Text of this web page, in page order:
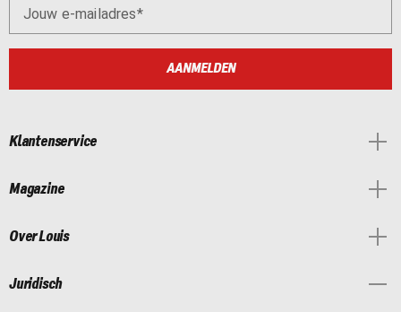
Jouw e-mailadres
AANMELDEN
Klantenservice
Magazine
Over Louis
Juridisch